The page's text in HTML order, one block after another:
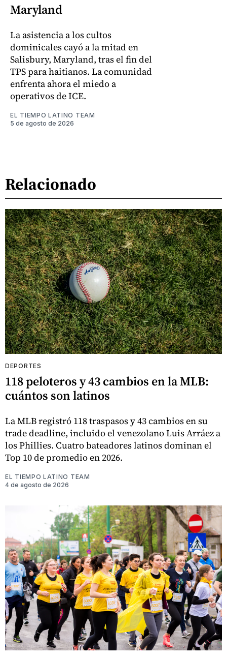
Maryland
La asistencia a los cultos
dominicales cayó a la mitad en
Salisbury, Maryland, tras el fin del
TPS para haitianos. La comunidad
enfrenta ahora el miedo a
operativos de ICE.
EL TIEMPO LATINO TEAM
5 de agosto de 2026
Relacionado
DEPORTES
118 peloteros y 43 cambios en la MLB:
cuántos son latinos
La MLB registró 118 traspasos y 43 cambios en su
trade deadline, incluido el venezolano Luis Arráez a
los Phillies. Cuatro bateadores latinos dominan el
Top 10 de promedio en 2026.
EL TIEMPO LATINO TEAM
4 de agosto de 2026